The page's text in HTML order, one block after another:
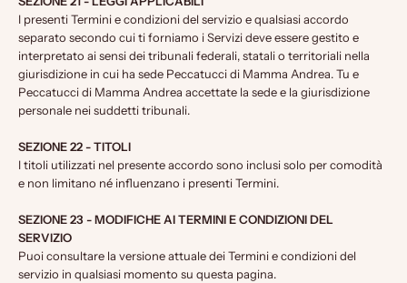
I presenti Termini e condizioni del servizio e qualsiasi accordo
separato secondo cui ti forniamo i Servizi deve essere gestito e
interpretato ai sensi dei tribunali federali, statali o territoriali nella
giurisdizione in cui ha sede Peccatucci di Mamma Andrea. Tu e
Peccatucci di Mamma Andrea accettate la sede e la giurisdizione
personale nei suddetti tribunali.
SEZIONE 22 - TITOLI
I titoli utilizzati nel presente accordo sono inclusi solo per comodità
e non limitano né influenzano i presenti Termini.
SEZIONE 23 - MODIFICHE AI TERMINI E CONDIZIONI DEL
SERVIZIO
Puoi consultare la versione attuale dei Termini e condizioni del
servizio in qualsiasi momento su questa pagina.